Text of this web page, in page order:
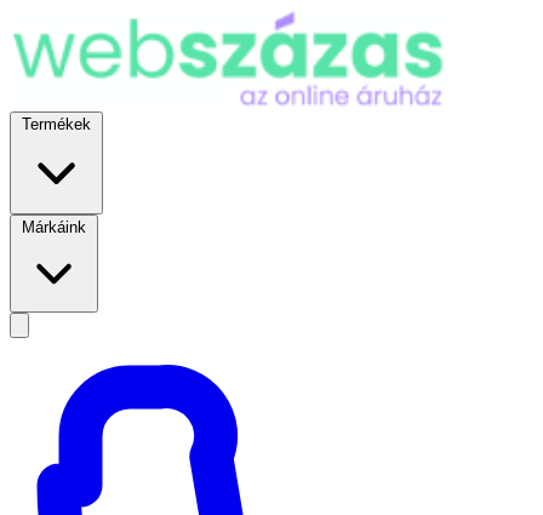
Termékek
Márkáink